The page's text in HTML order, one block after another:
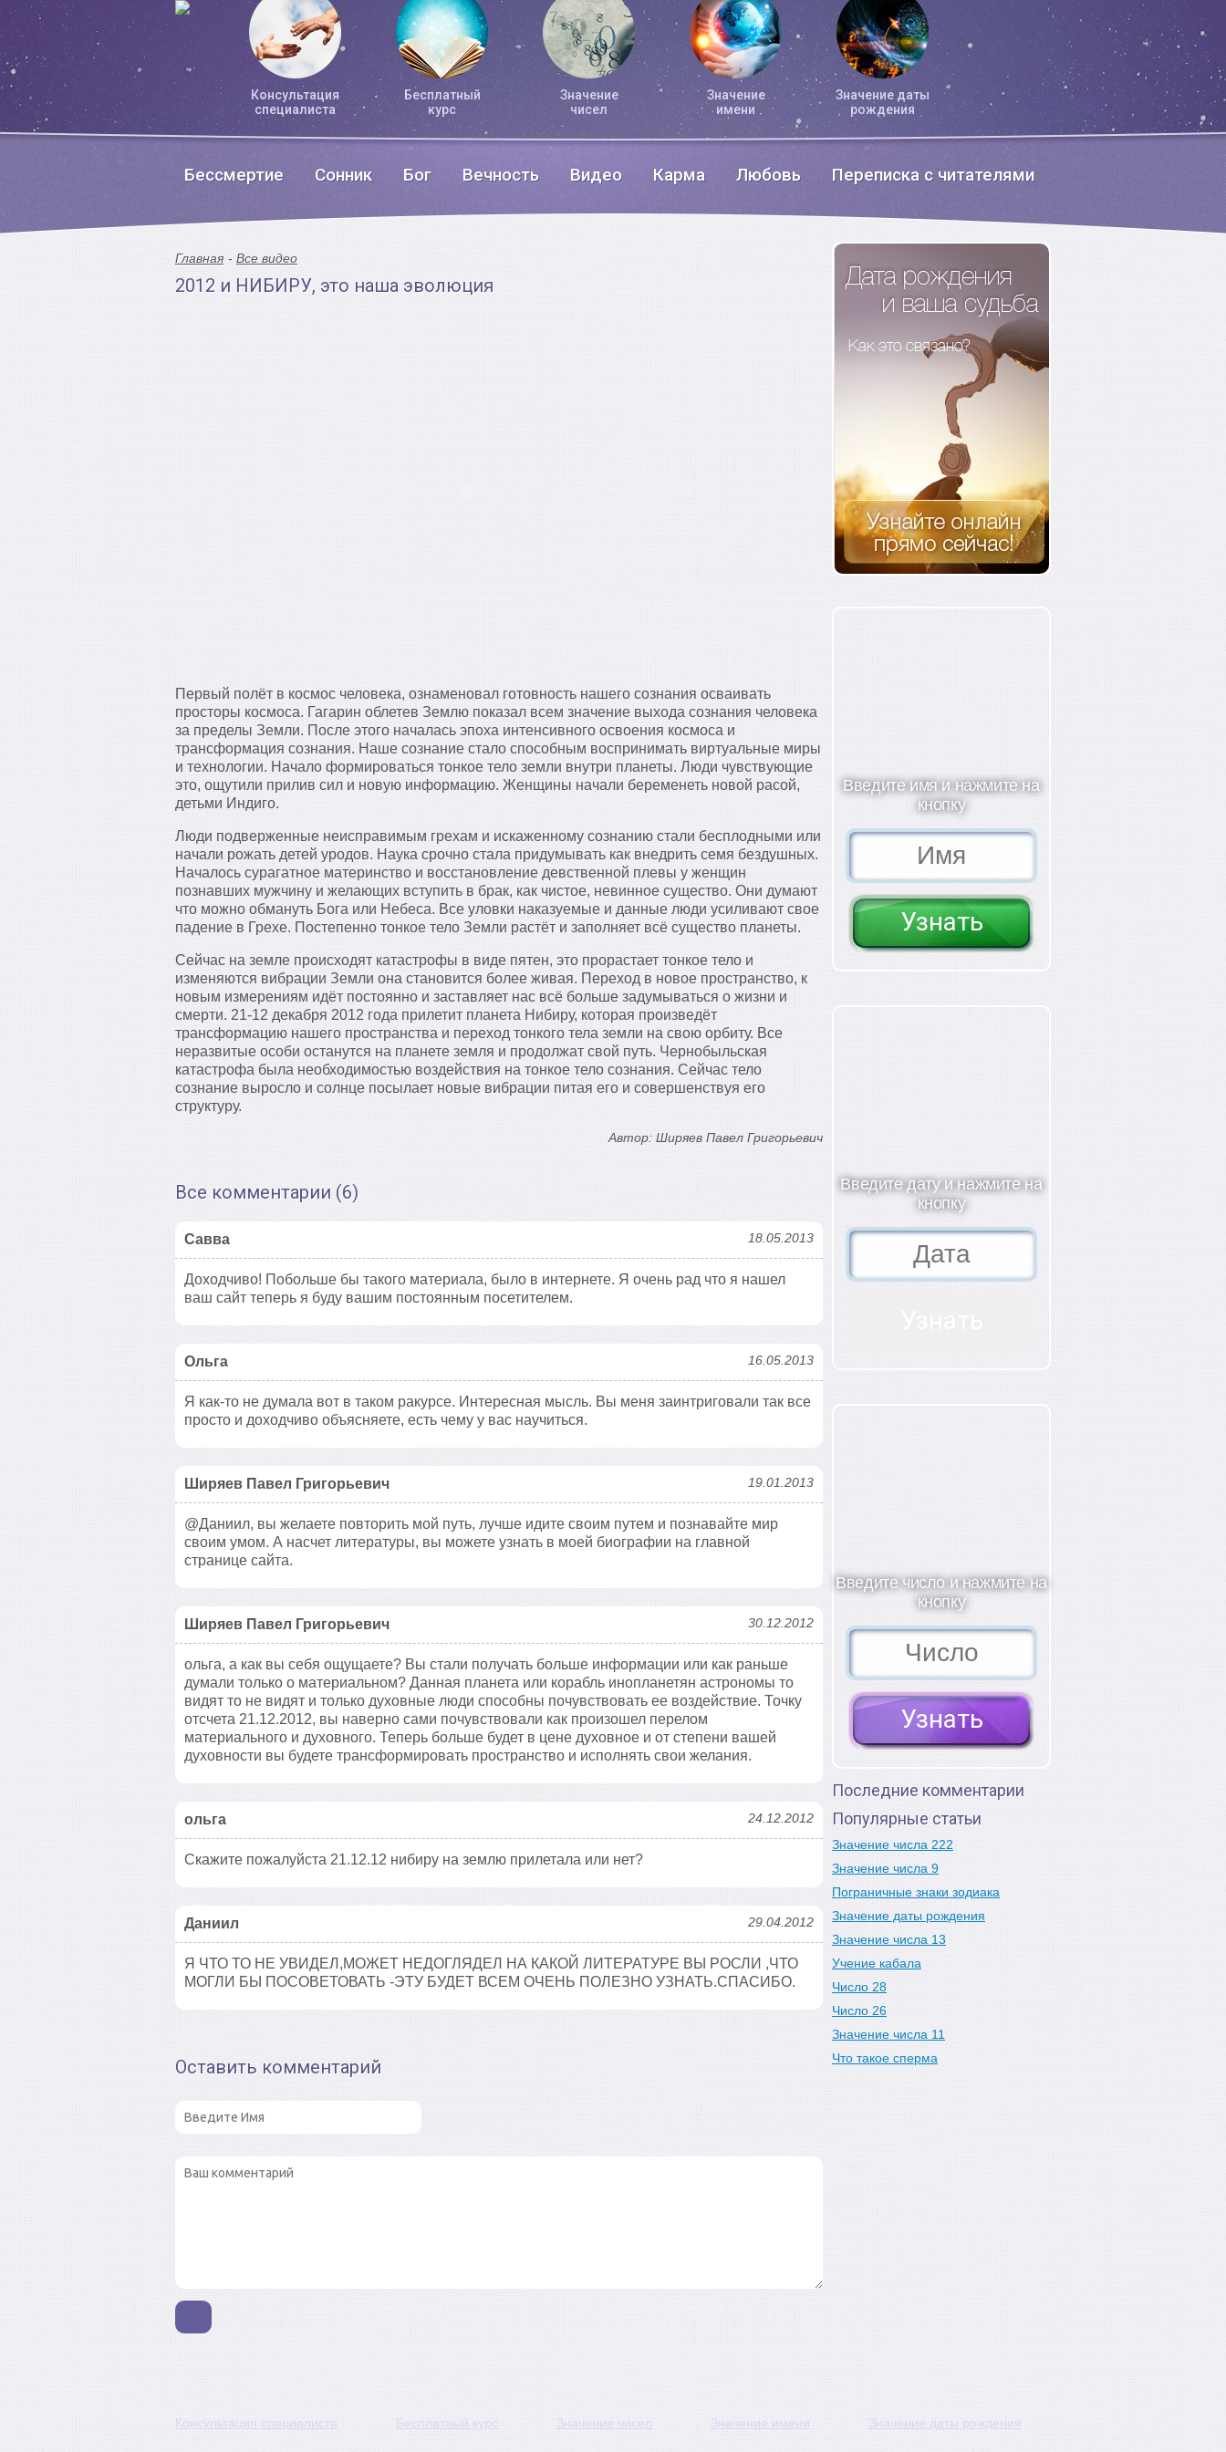
Консультация
специалиста
Бесплатный
курс
Значение
чисел
Значение
имени
Значение даты
рождения
Бессмертие Сонник Бог Вечность Видео Карма Любовь Переписка с читателями
Главная Все видео
2012 и НИБИРУ, это наша эволюция
Первый полёт в космос человека, ознаменовал готовность нашего сознания осваивать
просторы космоса. Гагарин облетев Землю показал всем значение выхода сознания человека
за пределы Земли. После этого началась эпоха интенсивного освоения космоса и
трансформация сознания. Наше сознание стало способным воспринимать виртуальные миры
и технологии. Начало формироваться тонкое тело земли внутри планеты. Люди чувствующие
это, ощутили прилив сил и новую информацию. Женщины начали беременеть новой расой,
детьми Индиго.
Люди подверженные неисправимым грехам и искаженному сознанию стали бесплодными или
начали рожать детей уродов. Наука срочно стала придумывать как внедрить семя бездушных.
Началось сурагатное материнство и восстановление девственной плевы у женщин
познавших мужчину и желающих вступить в брак, как чистое, невинное существо. Они думают
что можно обмануть Бога или Небеса. Все уловки наказуемые и данные люди усиливают свое
падение в Грехе. Постепенно тонкое тело Земли растёт и заполняет всё существо планеты.
Сейчас на земле происходят катастрофы в виде пятен, это прорастает тонкое тело и
изменяются вибрации Земли она становится более живая. Переход в новое пространство, к
новым измерениям идёт постоянно и заставляет нас всё больше задумываться о жизни и
смерти. 21-12 декабря 2012 года прилетит планета Нибиру, которая произведёт
трансформацию нашего пространства и переход тонкого тела земли на свою орбиту. Все
неразвитые особи останутся на планете земля и продолжат свой путь. Чернобыльская
катастрофа была необходимостью воздействия на тонкое тело сознания. Сейчас тело
сознание выросло и солнце посылает новые вибрации питая его и совершенствуя его
структуру.
Автор: Ширяев Павел Григорьевич
Все комментарии (6)
Савва 18.05.2013
Доходчиво! Побольше бы такого материала, было в интернете. Я очень рад что я нашел
ваш сайт теперь я буду вашим постоянным посетителем.
Ольга 16.05.2013
Я как-то не думала вот в таком ракурсе. Интересная мысль. Вы меня заинтриговали так все
просто и доходчиво объясняете, есть чему у вас научиться.
Ширяев Павел Григорьевич 19.01.2013
@Даниил, вы желаете повторить мой путь, лучше идите своим путем и познавайте мир
своим умом. А насчет литературы, вы можете узнать в моей биографии на главной
странице сайта.
Ширяев Павел Григорьевич 30.12.2012
ольга, а как вы себя ощущаете? Вы стали получать больше информации или как раньше
думали только о материальном? Данная планета или корабль инопланетян астрономы то
видят то не видят и только духовные люди способны почувствовать ее воздействие. Точку
отсчета 21.12.2012, вы наверно сами почувствовали как произошел перелом
материального и духовного. Теперь больше будет в цене духовное и от степени вашей
духовности вы будете трансформировать пространство и исполнять свои желания.
ольга 24.12.2012
Скажите пожалуйста 21.12.12 нибиру на землю прилетала или нет?
Даниил 29.04.2012
Я ЧТО ТО НЕ УВИДЕЛ,МОЖЕТ НЕДОГЛЯДЕЛ НА КАКОЙ ЛИТЕРАТУРЕ ВЫ РОСЛИ ,ЧТО
МОГЛИ БЫ ПОСОВЕТОВАТЬ -ЭТУ БУДЕТ ВСЕМ ОЧЕНЬ ПОЛЕЗНО УЗНАТЬ.СПАСИБО.
Оставить комментарий
Введите имя и нажмите на
кнопку
Введите дату и нажмите на
кнопку
Введите число и нажмите на
кнопку
Последние комментарии
Популярные статьи
Значение числа 222
Значение числа 9
Пограничные знаки зодиака
Значение даты рождения
Значение числа 13
Учение кабала
Число 28
Число 26
Значение числа 11
Что такое сперма
Консультация специалиста Бесплатный курс Значение чисел Значение имени Значение даты рождения